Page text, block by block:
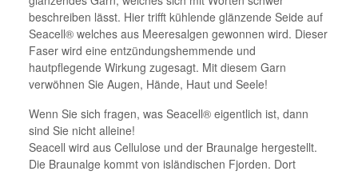
beschreiben lässt. Hier trifft kühlende glänzende Seide auf
Seacell® welches aus Meeresalgen gewonnen wird. Dieser
Faser wird eine entzündungshemmende und
hautpflegende Wirkung zugesagt. Mit diesem Garn
verwöhnen Sie Augen, Hände, Haut und Seele!
Wenn Sie sich fragen, was Seacell® eigentlich ist, dann
sind Sie nicht alleine!
Seacell wird aus Cellulose und der Braunalge hergestellt.
Die Braunalge kommt von isländischen Fjorden. Dort